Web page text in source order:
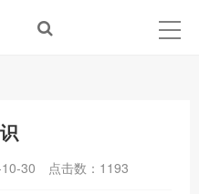
典案例
30 点击数： 1193